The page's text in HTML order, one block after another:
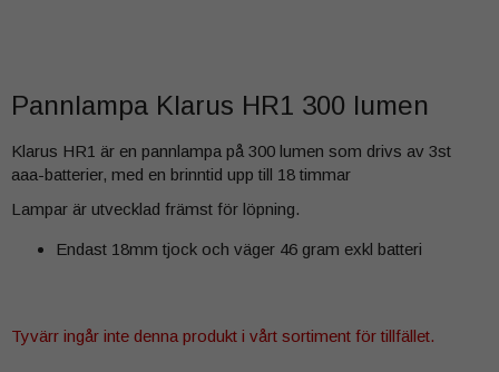
Pannlampa Klarus HR1 300 lumen
Klarus HR1 är en pannlampa på 300 lumen som drivs av 3st
aaa-batterier, med en brinntid upp till 18 timmar
Lampar är utvecklad främst för löpning.
Endast 18mm tjock och väger 46 gram exkl batteri
Tyvärr ingår inte denna produkt i vårt sortiment för tillfället.